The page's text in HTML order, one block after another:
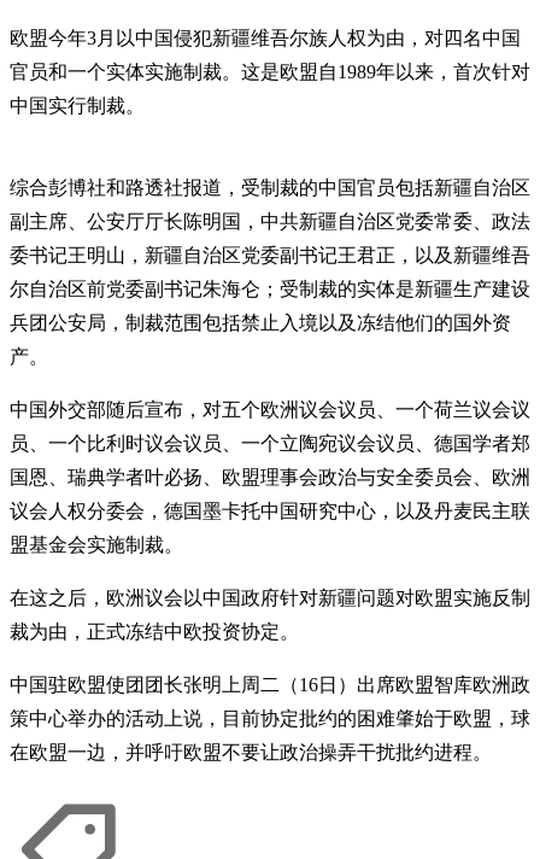
欧盟今年3月以中国侵犯新疆维吾尔族人权为由，对四名中国
官员和一个实体实施制裁。这是欧盟自1989年以来，首次针对
中国实行制裁。
综合彭博社和路透社报道，受制裁的中国官员包括新疆自治区
副主席、公安厅厅长陈明国，中共新疆自治区党委常委、政法
委书记王明山，新疆自治区党委副书记王君正，以及新疆维吾
尔自治区前党委副书记朱海仑；受制裁的实体是新疆生产建设
兵团公安局，制裁范围包括禁止入境以及冻结他们的国外资
产。
中国外交部随后宣布，对五个欧洲议会议员、一个荷兰议会议
员、一个比利时议会议员、一个立陶宛议会议员、德国学者郑
国恩、瑞典学者叶必扬、欧盟理事会政治与安全委员会、欧洲
议会人权分委会，德国墨卡托中国研究中心，以及丹麦民主联
盟基金会实施制裁。
在这之后，欧洲议会以中国政府针对新疆问题对欧盟实施反制
裁为由，正式冻结中欧投资协定。
中国驻欧盟使团团长张明上周二（16日）出席欧盟智库欧洲政
策中心举办的活动上说，目前协定批约的困难肇始于欧盟，球
在欧盟一边，并呼吁欧盟不要让政治操弄干扰批约进程。